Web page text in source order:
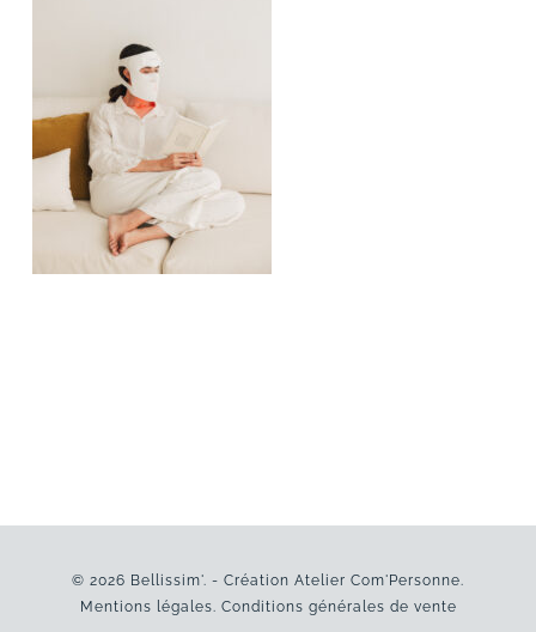
© 2026 Bellissim'. - Création Atelier Com'Personne.
Mentions légales. Conditions générales de vente